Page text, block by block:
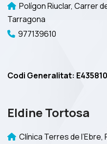
Polígon Riuclar, Carrer
Tarragona
977139610
Codi Generalitat:
Eldine Tortosa
Clínica Terres de l’Ebre,